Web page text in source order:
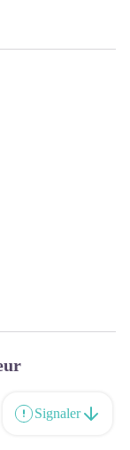
Signaler